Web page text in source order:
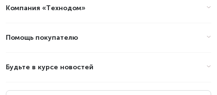
Компания «Технодом»
Помощь покупателю
Будьте в курсе новостей